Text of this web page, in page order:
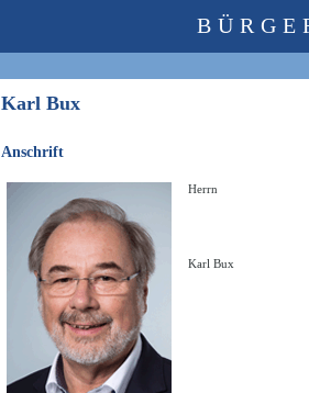
Karl Bux
Anschrift
Herrn
Karl Bux